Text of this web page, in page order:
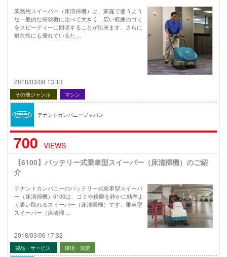
業務用スイーパー（床清掃機）は、家庭で使うよう
な一般的な掃除機に比べて大きく、広い範囲のゴミ
をスピーディーに回収することが出来ます。さらに
耐久性にも優れているた…
2018/03/08 13:13
その他ジャンル マシン
テナントカンパニージャパン
700 VIEWS
【6100】バッテリー式乗車型スイーパー（床清掃機）のご紹
介
テナントカンパニーのバッテリー式乗車型スイーパ
ー（床清掃機）6100は、ゴミや粉塵を静かに効率よ
く吸い取れるスイーパー（床清掃機）です。乗車型
スイーパー（床清掃…
2018/03/06 17:32
製品・サービス 環境・測定